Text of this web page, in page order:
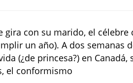
gira con su marido, el célebre
un año). A dos semanas
(¿de princesa?) en
el conformismo